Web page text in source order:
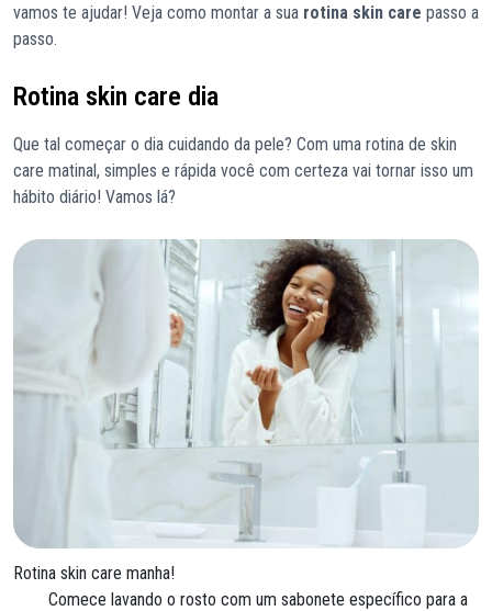
vamos te ajudar! Veja como montar a sua rotina skin care passo a
passo.
Rotina skin care dia
Que tal começar o dia cuidando da pele? Com uma rotina de skin
care matinal, simples e rápida você com certeza vai tornar isso um
hábito diário! Vamos lá?
Rotina skin care manha!
Comece lavando o rosto com um sabonete específico para a